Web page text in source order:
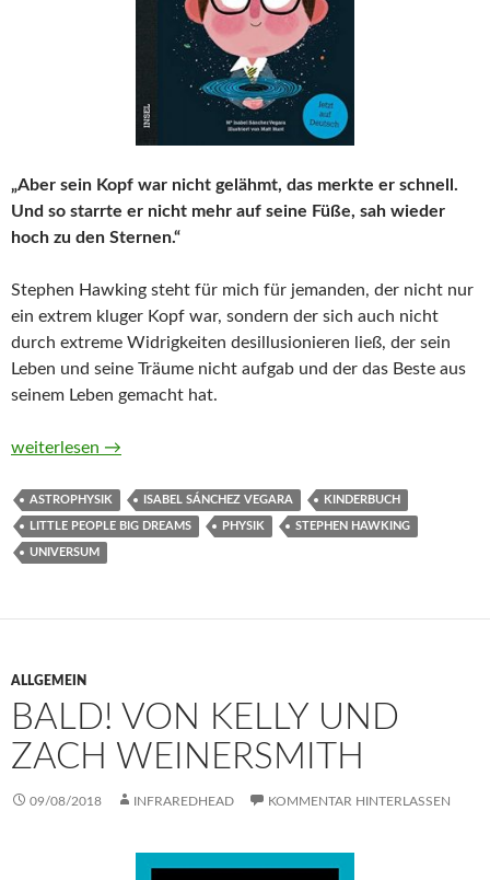
„Aber sein Kopf war nicht gelähmt, das merkte er schnell.
Und so starrte er nicht mehr auf seine Füße, sah wieder
hoch zu den Sternen.“
Stephen Hawking steht für mich für jemanden, der nicht nur
ein extrem kluger Kopf war, sondern der sich auch nicht
durch extreme Widrigkeiten desillusionieren ließ, der sein
Leben und seine Träume nicht aufgab und der das Beste aus
seinem Leben gemacht hat.
Stephen Hawking. Little People, Big Dreams von Isabel
weiterlesen →
ASTROPHYSIK ISABEL SÁNCHEZ VEGARA KINDERBUCH
LITTLE PEOPLE BIG DREAMS PHYSIK STEPHEN HAWKING
UNIVERSUM
ALLGEMEIN
BALD! VON KELLY UND
ZACH WEINERSMITH
09/08/2018 INFRAREDHEAD KOMMENTAR HINTERLASSEN